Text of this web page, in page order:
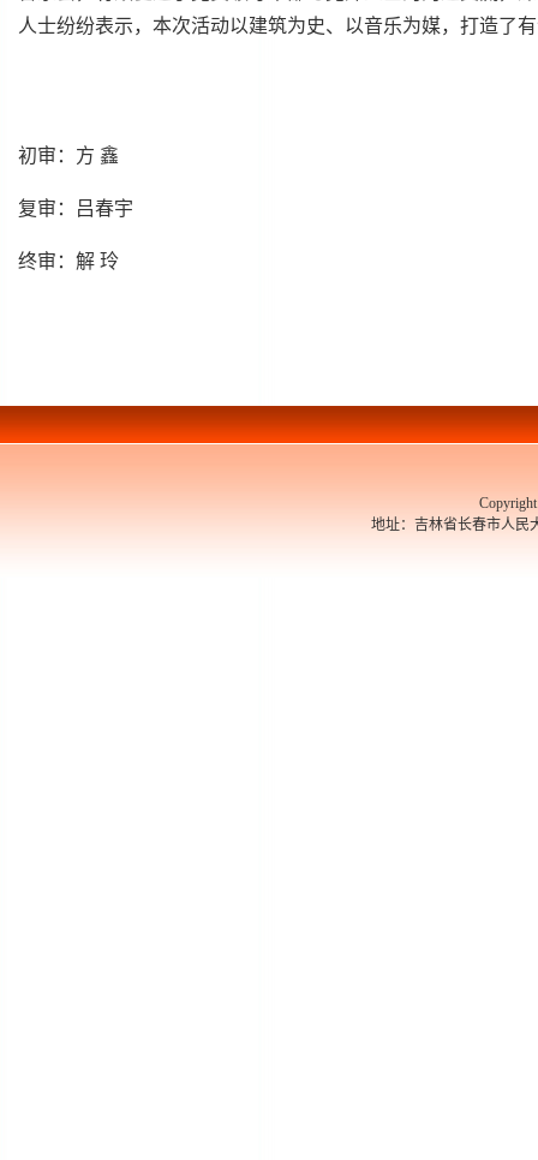
人士纷纷表示，本次活动以建筑为史、以音乐为媒，打造了
初审：方 鑫
复审：吕春宇
终审：解 玲
Copyright 东
地址：吉林省长春市人民